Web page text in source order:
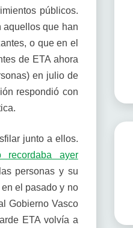
públicos.
aquellos que han
o que en el
de ETA ahora
en julio de
respondió con
junto a ellos.
recordaba ayer
personas y su
el pasado y no
Gobierno Vasco
ETA volvía a